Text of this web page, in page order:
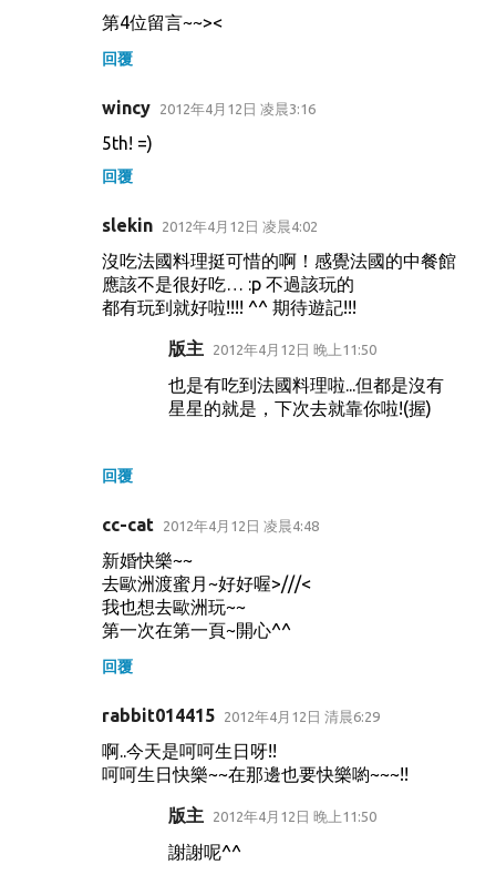
第4位留言~~><
回覆
wincy 2012年4月12日 凌晨3:16
5th! =)
回覆
slekin 2012年4月12日 凌晨4:02
沒吃法國料理挺可惜的啊！感覺法國的中餐館
應該不是很好吃… :p 不過該玩的
都有玩到就好啦!!!! ^^ 期待遊記!!!
回覆
版主 2012年4月12日 晚上11:50
也是有吃到法國料理啦...但都是沒有
星星的就是，下次去就靠你啦!(握)
cc-cat 2012年4月12日 凌晨4:48
新婚快樂~~
去歐洲渡蜜月~好好喔>///<
我也想去歐洲玩~~
第一次在第一頁~開心^^
回覆
rabbit014415 2012年4月12日 清晨6:29
啊..今天是呵呵生日呀!!
呵呵生日快樂~~在那邊也要快樂喲~~~!!
版主 2012年4月12日 晚上11:50
謝謝呢^^